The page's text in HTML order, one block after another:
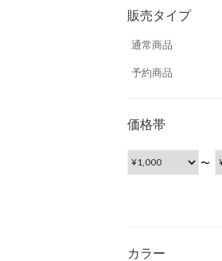
販売タイプ
通常商品
予約商品
価格帯
〜
カラー